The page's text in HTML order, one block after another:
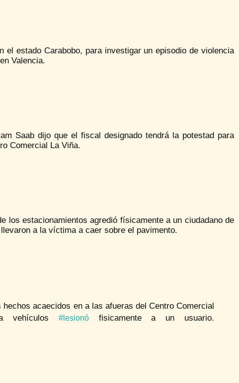
estado Carabobo, para investigar un episodio de violencia
Valencia.
Saab dijo que el fiscal designado tendrá la potestad para
Comercial La Viña.
los estacionamientos agredió físicamente a un ciudadano de
a la víctima a caer sobre el pavimento.
hechos acaecidos en a las afueras del Centro Comercial
vehículos #lesionófisicamente a un usuario.